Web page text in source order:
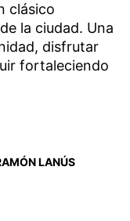
clásico
la ciudad. Una
disfrutar
fortaleciendo
LANÚS